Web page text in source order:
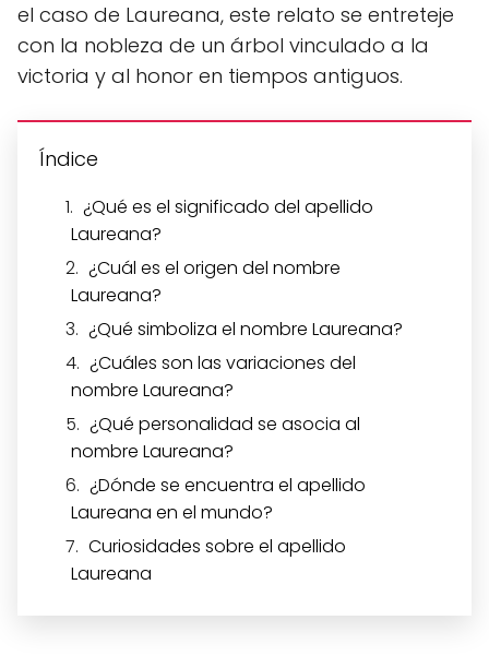
el caso de Laureana, este relato se entreteje
con la nobleza de un árbol vinculado a la
victoria y al honor en tiempos antiguos.
Índice
¿Qué es el significado del apellido
Laureana?
¿Cuál es el origen del nombre
Laureana?
¿Qué simboliza el nombre Laureana?
¿Cuáles son las variaciones del
nombre Laureana?
¿Qué personalidad se asocia al
nombre Laureana?
¿Dónde se encuentra el apellido
Laureana en el mundo?
Curiosidades sobre el apellido
Laureana